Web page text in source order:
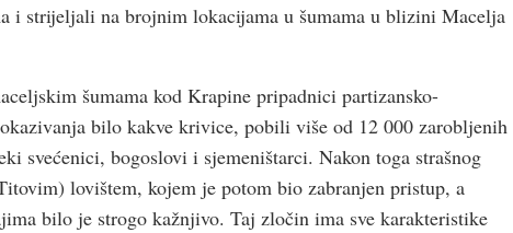
i strijeljali na brojnim lokacijama u šumama u blizini Macelja
šumama kod Krapine pripadnici partizansko-
bilo kakve krivice, pobili više od 12 000 zarobljenih
svećenici, bogoslovi i sjemeništarci. Nakon toga strašnog
lovištem, kojem je potom bio zabranjen pristup, a
bilo je strogo kažnjivo. Taj zločin ima sve karakteristike